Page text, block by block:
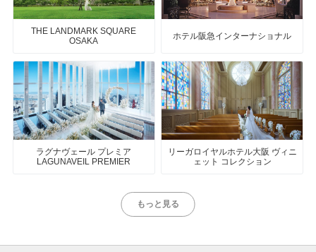
THE LANDMARK SQUARE
OSAKA
ホテル阪急インターナショナル
ラグナヴェール プレミア
LAGUNAVEIL PREMIER
リーガロイヤルホテル大阪 ヴィニ
ェット コレクション
もっと見る